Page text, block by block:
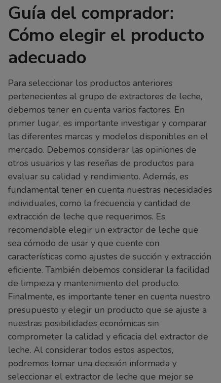
Guía del comprador:
Cómo elegir el producto
adecuado
Para seleccionar los productos anteriores
pertenecientes al grupo de extractores de leche,
debemos tener en cuenta varios factores. En
primer lugar, es importante investigar y comparar
las diferentes marcas y modelos disponibles en el
mercado. Debemos considerar las opiniones de
otros usuarios y las reseñas de productos para
evaluar su calidad y rendimiento. Además, es
fundamental tener en cuenta nuestras necesidades
individuales, como la frecuencia y cantidad de
extracción de leche que requerimos. Es
recomendable elegir un extractor de leche que
sea cómodo de usar y que cuente con
características como ajustes de succión y extracción
eficiente. También debemos considerar la facilidad
de limpieza y mantenimiento del producto.
Finalmente, es importante tener en cuenta nuestro
presupuesto y elegir un producto que se ajuste a
nuestras posibilidades económicas sin
comprometer la calidad y eficacia del extractor de
leche. Al considerar todos estos aspectos,
podremos tomar una decisión informada y
seleccionar el extractor de leche que mejor se